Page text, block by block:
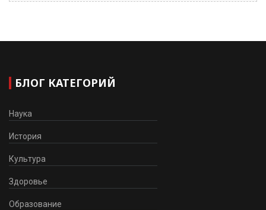
БЛОГ КАТЕГОРИЙ
Наука
История
Культура
Здоровье
Образование